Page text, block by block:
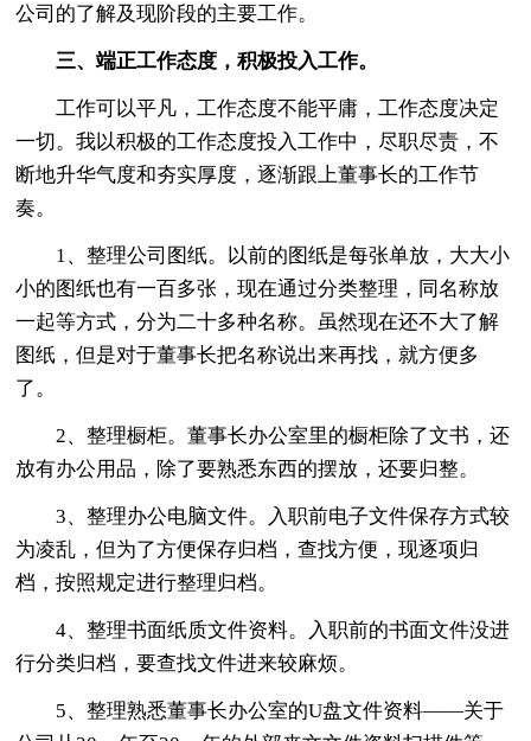
公司的了解及现阶段的主要工作。
三、端正工作态度，积极投入工作。
工作可以平凡，工作态度不能平庸，工作态度决定
一切。我以积极的工作态度投入工作中，尽职尽责，不
断地升华气度和夯实厚度，逐渐跟上董事长的工作节
奏。
1、整理公司图纸。以前的图纸是每张单放，大大小
小的图纸也有一百多张，现在通过分类整理，同名称放
一起等方式，分为二十多种名称。虽然现在还不大了解
图纸，但是对于董事长把名称说出来再找，就方便多
了。
2、整理橱柜。董事长办公室里的橱柜除了文书，还
放有办公用品，除了要熟悉东西的摆放，还要归整。
3、整理办公电脑文件。入职前电子文件保存方式较
为凌乱，但为了方便保存归档，查找方便，现逐项归
档，按照规定进行整理归档。
4、整理书面纸质文件资料。入职前的书面文件没进
行分类归档，要查找文件进来较麻烦。
5、整理熟悉董事长办公室的U盘文件资料——关于